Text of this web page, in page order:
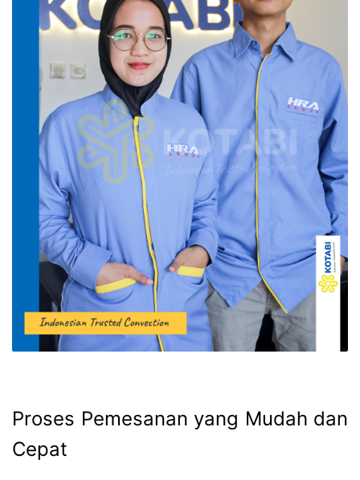
Proses Pemesanan yang Mudah dan
Cepat